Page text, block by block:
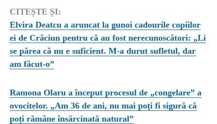
CITEȘTE ȘI:
Elvira Deatcu a aruncat la gunoi cadourile copiilor
ei de Crăciun pentru că au fost nerecunoscători: „Li
se părea că nu e suficient. M-a durut sufletul, dar
am făcut-o”
Ramona Olaru a început procesul de „congelare” a
ovocitelor. „Am 36 de ani, nu mai poți fi sigură că
poți rămâne însărcinată natural”